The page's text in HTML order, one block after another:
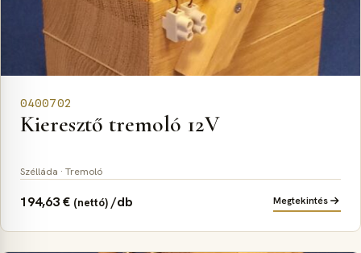
0400702
Kieresztő tremoló 12V
Szélláda · Tremoló
194,63€ (nettó) /db Megtekintés